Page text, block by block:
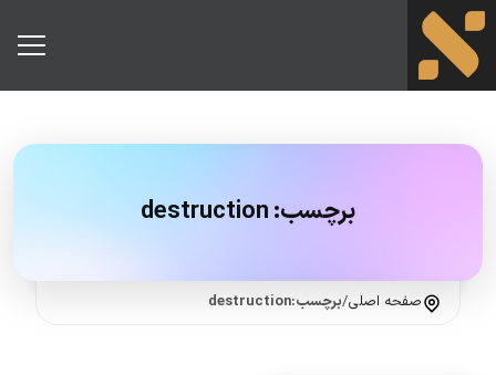
برچسب:destruction
صفحه اصلی/برچسب:destruction